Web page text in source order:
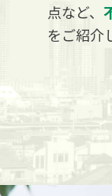
点など、
をご紹介